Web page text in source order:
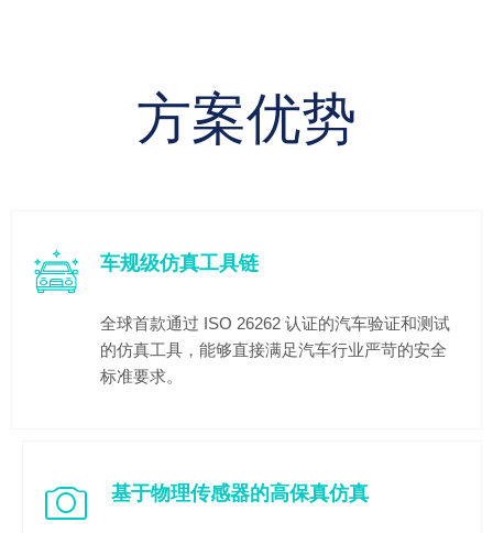
方案优势
车规级仿真工具链
全球首款通过 ISO 26262 认证的汽车验证和测试
的仿真工具，能够直接满足汽车行业严苛的安全
标准要求。
基于物理传感器的高保真仿真